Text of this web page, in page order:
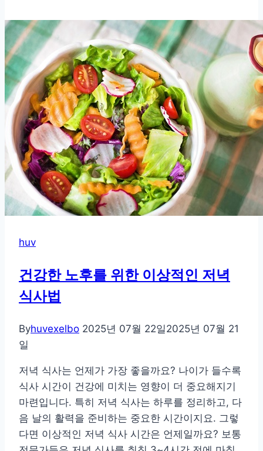
해
도
걱
정
없
는
메
뉴,
부
드
러
천
huv
건강한 노후를 위한 이상적인 저녁
식사법
Byhuvexelbo 2025년 07월 22일2025년 07월 21
일
저녁 식사는 언제가 가장 좋을까요? 나이가 들수록
식사 시간이 건강에 미치는 영향이 더 중요해지기
마련입니다. 특히 저녁 식사는 하루를 정리하고, 다
음 날의 활력을 준비하는 중요한 시간이지요. 그렇
다면 이상적인 저녁 식사 시간은 언제일까요? 보통